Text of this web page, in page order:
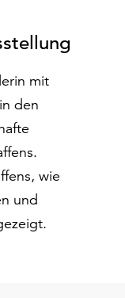
mit
den
wie
und